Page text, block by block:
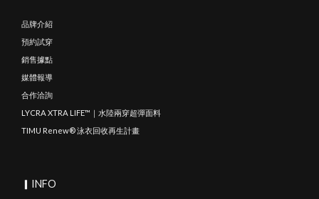
品牌介紹
預約試穿
銷售據點
媒體報導
合作洽詢
LYCRA XTRA LIFE™｜水陸兩穿超彈面料
TIMU Renew® 泳衣回收再生計畫
▎INFO